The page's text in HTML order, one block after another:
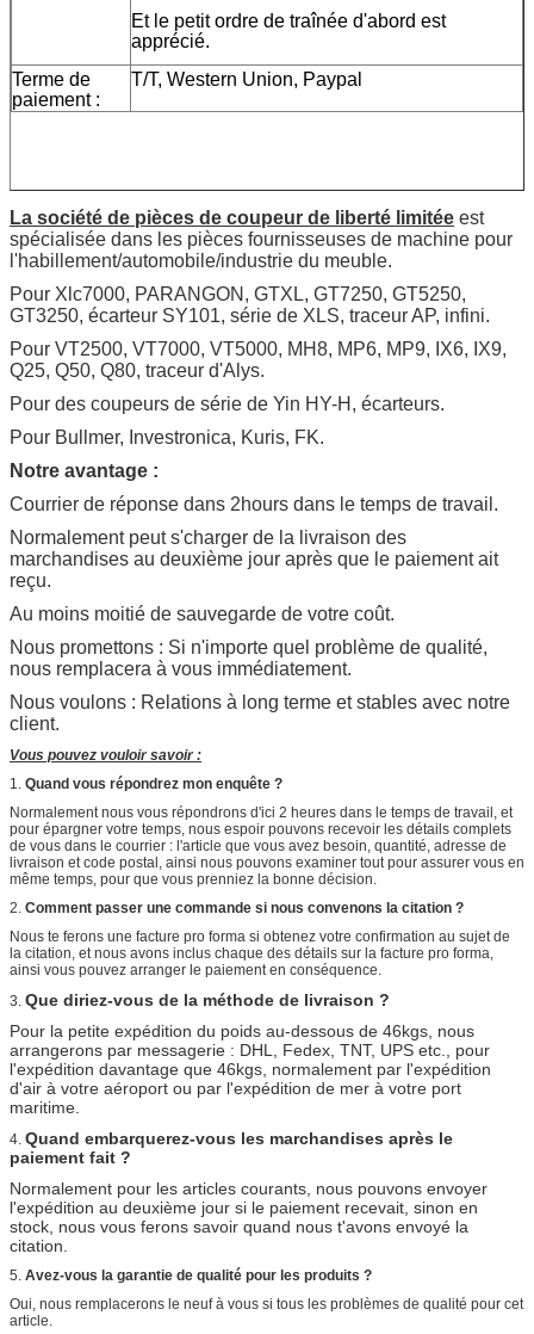
Et le petit ordre de traînée d'abord est
apprécié.
Terme de
paiement :
T/T, Western Union, Paypal
La société de pièces de coupeur de liberté limitée est
spécialisée dans les pièces fournisseuses de machine pour
l'habillement/automobile/industrie du meuble.
Pour Xlc7000, PARANGON, GTXL, GT7250, GT5250,
GT3250, écarteur SY101, série de XLS, traceur AP, infini.
Pour VT2500, VT7000, VT5000, MH8, MP6, MP9, IX6, IX9,
Q25, Q50, Q80, traceur d'Alys.
Pour des coupeurs de série de Yin HY-H, écarteurs.
Pour Bullmer, Investronica, Kuris, FK.
Notre avantage :
Courrier de réponse dans 2hours dans le temps de travail.
Normalement peut s'charger de la livraison des
marchandises au deuxième jour après que le paiement ait
reçu.
Au moins moitié de sauvegarde de votre coût.
Nous promettons : Si n'importe quel problème de qualité,
nous remplacera à vous immédiatement.
Nous voulons : Relations à long terme et stables avec notre
client.
Vous pouvez vouloir savoir :
1. Quand vous répondrez mon enquête ?
Normalement nous vous répondrons d'ici 2 heures dans le temps de travail, et
pour épargner votre temps, nous espoir pouvons recevoir les détails complets
de vous dans le courrier : l'article que vous avez besoin, quantité, adresse de
livraison et code postal, ainsi nous pouvons examiner tout pour assurer vous en
même temps, pour que vous prenniez la bonne décision.
2. Comment passer une commande si nous convenons la citation ?
Nous te ferons une facture pro forma si obtenez votre confirmation au sujet de
la citation, et nous avons inclus chaque des détails sur la facture pro forma,
ainsi vous pouvez arranger le paiement en conséquence.
3. Que diriez-vous de la méthode de livraison ?
Pour la petite expédition du poids au-dessous de 46kgs, nous
arrangerons par messagerie : DHL, Fedex, TNT, UPS etc., pour
l'expédition davantage que 46kgs, normalement par l'expédition
d'air à votre aéroport ou par l'expédition de mer à votre port
maritime.
4. Quand embarquerez-vous les marchandises après le
paiement fait ?
Normalement pour les articles courants, nous pouvons envoyer
l'expédition au deuxième jour si le paiement recevait, sinon en
stock, nous vous ferons savoir quand nous t'avons envoyé la
citation.
5. Avez-vous la garantie de qualité pour les produits ?
Oui, nous remplacerons le neuf à vous si tous les problèmes de qualité pour cet
article.